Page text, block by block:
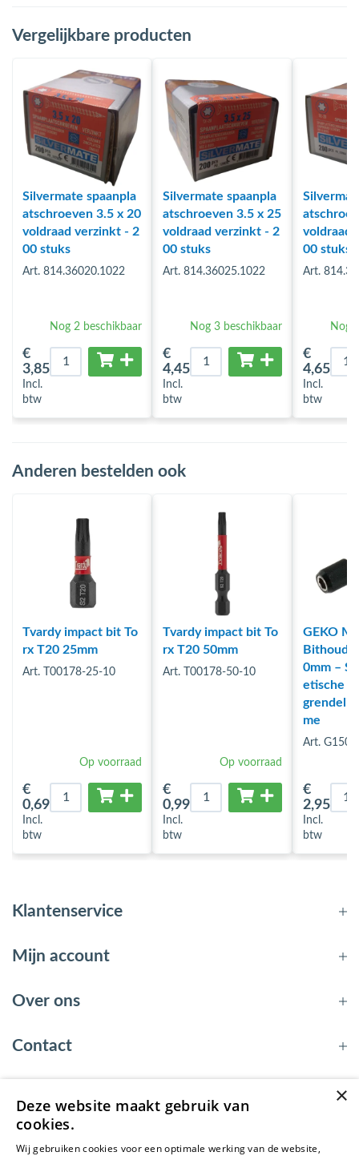
Vergelijkbare producten
Silvermate spaanpla
atschroeven 3.5 x 20
voldraad verzinkt - 2
00 stuks
Art. 814.36020.1022
Nog 2 beschikbaar
€
3,85
Incl.
btw
Silvermate spaanpla
atschroeven 3.5 x 25
voldraad verzinkt - 2
00 stuks
Art. 814.36025.1022
Nog 3 beschikbaar
€
4,45
Incl.
btw
voldraad
00 stuks
Art.
Nog
€
4,65
Incl.
btw
Anderen bestelden ook
Tvardy impact bit To
rx T20 25mm
Art. T00178-25-10
Op voorraad
€
0,69
Incl.
btw
Tvardy impact bit To
rx T20 50mm
Art. T00178-50-10
Op voorraad
€
0,99
Incl.
btw
GEKO
0mm –
etische
me
Art.
€
2,95
Incl.
btw
Klantenservice
Mijn account
Over ons
Contact
© 2026 - EnergyBy
×
Deze website maakt gebruik van
cookies.
Wij gebruiken cookies voor een optimale werking van de website,